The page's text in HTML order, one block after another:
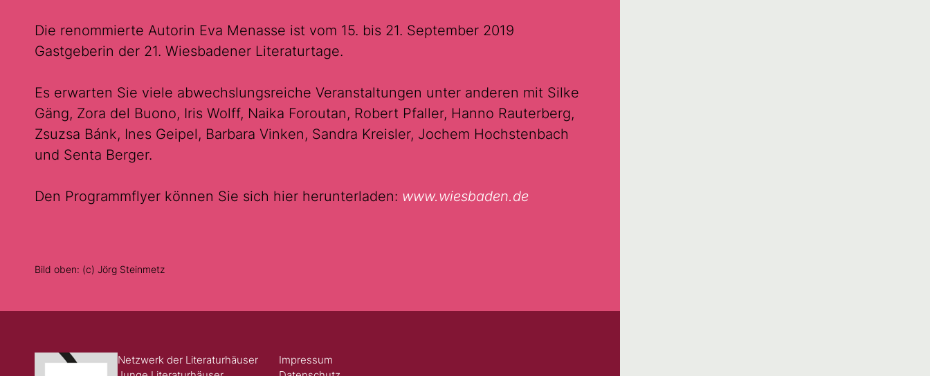
Die renommierte Autorin Eva Menasse ist vom 15. bis 21. September 2019
Gastgeberin der 21. Wiesbadener Literaturtage.
Es erwarten Sie viele abwechslungsreiche Veranstaltungen unter anderen mit Silke
Gäng, Zora del Buono, Iris Wolff, Naika Foroutan, Robert Pfaller, Hanno Rauterberg,
Zsuzsa Bánk, Ines Geipel, Barbara Vinken, Sandra Kreisler, Jochem Hochstenbach
und Senta Berger.
Den Programmflyer können Sie sich hier herunterladen: www.wiesbaden.de
Bild oben: (c) Jörg Steinmetz
Netzwerk der Literaturhäuser
Impressum